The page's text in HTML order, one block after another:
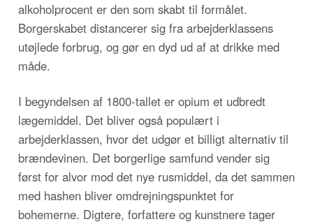
alkoholprocent er den som skabt til formålet.
Borgerskabet distancerer sig fra arbejderklassens
utøjlede forbrug, og gør en dyd ud af at drikke med
måde.
I begyndelsen af 1800-tallet er opium et udbredt
lægemiddel. Det bliver også populært i
arbejderklassen, hvor det udgør et billigt alternativ til
brændevinen. Det borgerlige samfund vender sig
først for alvor mod det nye rusmiddel, da det sammen
med hashen bliver omdrejningspunktet for
bohemerne. Digtere, forfattere og kunstnere tager